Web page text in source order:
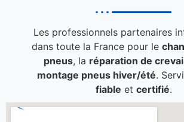
Les professionnels partenaires
dans toute la France pour le
pneus, la réparation de
montage pneus hiver/été.
fiable et certifié.